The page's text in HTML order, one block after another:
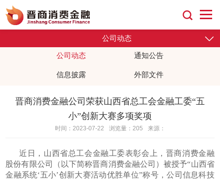
公司动态
公司动态 通知公告
信息披露 外部文件
晋商消费金融公司荣获山西省总工会金融工委“五
小”创新大赛多项奖项
时间：2023-07-22 浏览量：205 来源：
近日，山西省总工会金融工委表彰会上，晋商消费金融
股份有限公司（以下简称晋商消费金融公司）被授予“山西省
金融系统‘五小’创新大赛活动优胜单位”称号，公司信息科技